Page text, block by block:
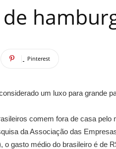
Pinterest
um luxo para grande
comem fora de casa pelo
da Associação das
o gasto médio do brasileiro é de